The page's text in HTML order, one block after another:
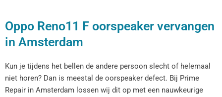
Oppo Reno11 F oorspeaker vervangen
in Amsterdam
Kun je tijdens het bellen de andere persoon slecht of helemaal
niet horen? Dan is meestal de oorspeaker defect. Bij Prime
Repair in Amsterdam lossen wij dit op met een nauwkeurige